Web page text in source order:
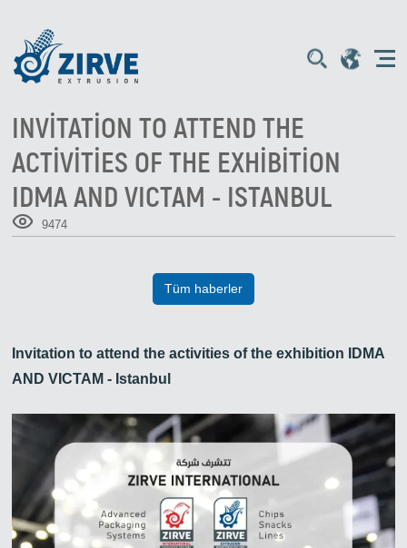
INVITATION TO ATTEND THE
ACTIVITIES OF THE EXHIBITION
IDMA AND VICTAM - ISTANBUL
9474
Tüm haberler
Invitation to attend the activities of the exhibition IDMA
AND VICTAM - Istanbul